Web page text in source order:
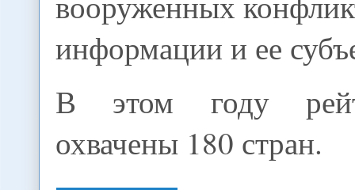
информации и ее
В этом году
охвачены 180 стран.